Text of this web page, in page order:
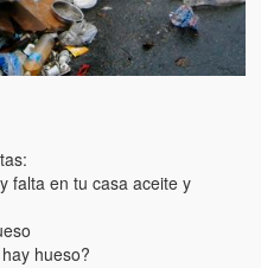
falta en tu casa aceite y
hueso?